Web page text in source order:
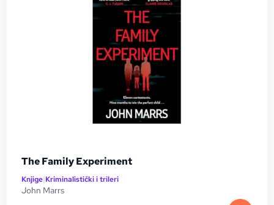
The Family Experiment
Knjige|Kriminalistički i trileri
John Marrs